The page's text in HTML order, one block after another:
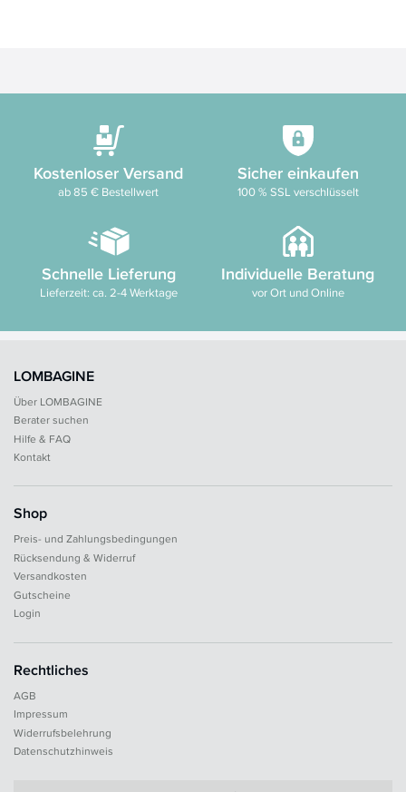
Kostenloser Versand
ab 85 € Bestellwert
Sicher einkaufen
100 % SSL verschlüsselt
Schnelle Lieferung
Lieferzeit: ca. 2-4 Werktage
Individuelle Beratung
vor Ort und Online
LOMBAGINE
Über LOMBAGINE
Berater suchen
Hilfe & FAQ
Kontakt
Shop
Preis- und Zahlungsbedingungen
Rücksendung & Widerruf
Versandkosten
Gutscheine
Login
Rechtliches
AGB
Impressum
Widerrufsbelehrung
Datenschutzhinweis